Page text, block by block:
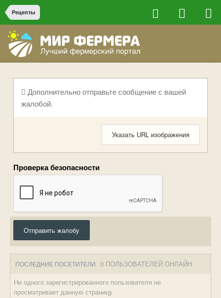
Рецепты
Дополнительно отправьте сообщение с вашей
жалобой.
Указать URL изображения
Проверка безопасности
Отправить жалобу
ПОСЛЕДНИЕ ПОСЕТИТЕЛИ 0 ПОЛЬЗОВАТЕЛЕЙ ОНЛАЙН
Ни одного зарегистрированного пользователя не
просматривает данную страницу